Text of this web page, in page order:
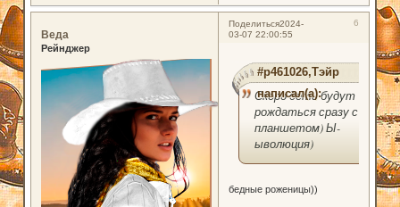
Поделиться 6
2024-
03-07 22:00:55
Веда
Рейнджер
#p461026,Тэйр
написал(а):
Скоро дети будут
рождаться сразу с
планшетом) Ы-
ыволюция)
бедные роженицы))